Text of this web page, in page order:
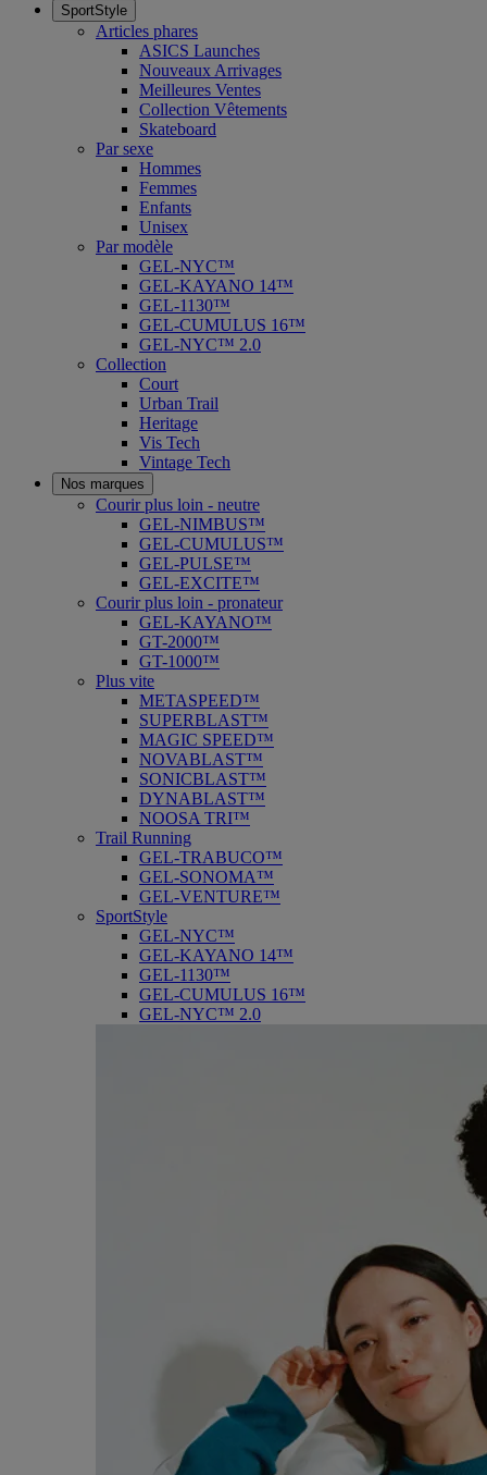
SportStyle
Articles phares
ASICS Launches
Nouveaux Arrivages
Meilleures Ventes
Collection Vêtements
Skateboard
Par sexe
Hommes
Femmes
Enfants
Unisex
Par modèle
GEL-NYC™
GEL-KAYANO 14™
GEL-1130™
GEL-CUMULUS 16™
GEL-NYC™ 2.0
Collection
Court
Urban Trail
Heritage
Vis Tech
Vintage Tech
Nos marques
Courir plus loin - neutre
GEL-NIMBUS™
GEL-CUMULUS™
GEL-PULSE™
GEL-EXCITE™
Courir plus loin - pronateur
GEL-KAYANO™
GT-2000™
GT-1000™
Plus vite
METASPEED™
SUPERBLAST™
MAGIC SPEED™
NOVABLAST™
SONICBLAST™
DYNABLAST™
NOOSA TRI™
Trail Running
GEL-TRABUCO™
GEL-SONOMA™
GEL-VENTURE™
SportStyle
GEL-NYC™
GEL-KAYANO 14™
GEL-1130™
GEL-CUMULUS 16™
GEL-NYC™ 2.0